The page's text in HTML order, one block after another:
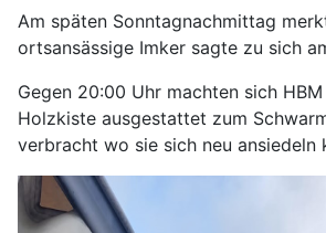
Am späten Sonntagnachmittag
ortsansässige Imker sagte zu sich
Gegen 20:00 Uhr machten sich
Holzkiste ausgestattet zum
verbracht wo sie sich neu ansiedeln